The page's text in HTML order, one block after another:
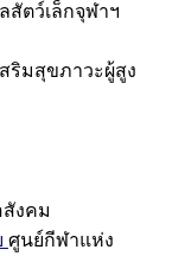
สัตว์เล็กจุฬาฯ
ริมสุขภาวะผู้สูง
งคม
ศูนย์กีฬาแห่ง